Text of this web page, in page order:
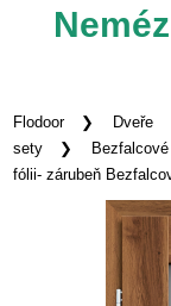
Flodoor Dveře
sety
fólii- zárubeň